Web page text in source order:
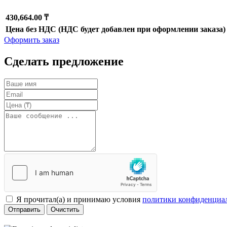
430,664.00 ₸
Цена без НДС (НДС будет добавлен при оформлении заказа)
Оформить заказ
Сделать предложение
Я прочитал(а) и принимаю условия политики
Отправить Очистить